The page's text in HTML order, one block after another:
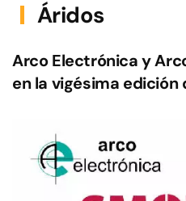
Áridos
Arco Electrónica y
en la vigésima edición